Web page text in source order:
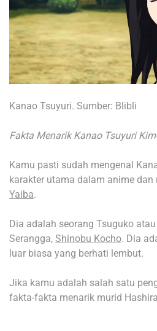
Kanao Tsuyuri. Sumber: Blibli
Fakta Menarik Kanao Tsuyuri
Kamu pasti sudah mengenal
karakter utama dalam anime dan
Yaiba.
Dia adalah seorang Tsuguko
Serangga, Shinobu Kocho. Dia
luar biasa yang berhati lembut.
Jika kamu adalah salah satu
fakta-fakta menarik murid